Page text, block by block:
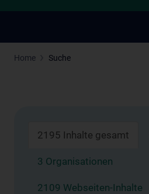
Home Suche
2195 Inhalte gesamt
3 Organisationen
2109 Webseiten-Inhalte